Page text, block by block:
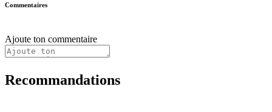
Commentaires
Ajoute ton commentaire
Recommandations